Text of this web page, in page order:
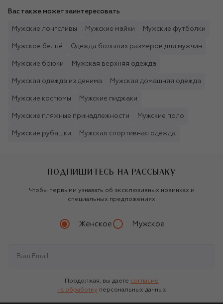
Вас также может заинтересовать
Мужские лонгсливы Мужские майки Мужские футболки
Мужское бельё Одежда больших размеров для мужчин
Мужские брюки Мужская верхняя одежда
Мужская одежда из денима Мужская домашняя одежда
Мужские костюмы Мужские пиджаки
Мужские пляжные принадлежности Мужские поло
Мужские рубашки Мужская спортивная одежда
ПОДПИШИТЕСЬ НА РАССЫЛКУ
Чтобы первыми узнавать об эксклюзивных новинках и
специальных предложениях
Женское Мужское
Продолжая, вы даете согласие
на обработку персональных данных